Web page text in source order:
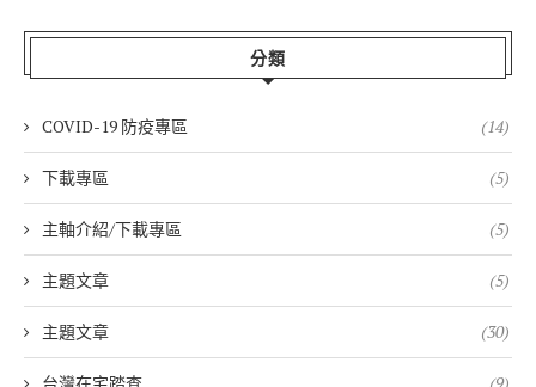
分類
COVID-19 防疫專區 (14)
下載專區 (5)
主軸介紹/下載專區 (5)
主題文章 (5)
主題文章 (30)